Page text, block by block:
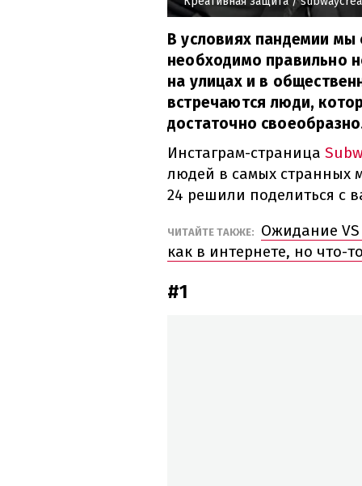
В условиях пандемии
необходимо правильно
на улицах и в
встречаются люди,
достаточно
Инстаграм-страница
людей в самых странных
24 решили поделиться с
ЧИТАЙТЕ ТАКЖЕ:
Ожидание VS
как в интернете, но что-
#1